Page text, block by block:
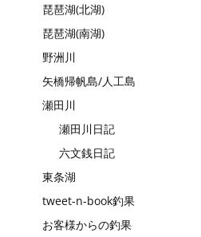
琵琶湖(北湖)
琵琶湖(南湖)
野洲川
矢橋帰帆島/人工島
瀬田川
瀬田川日記
六文銭日記
東条湖
tweet-n-book釣果
お客様からの釣果